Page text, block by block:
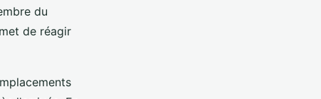
du
de réagir